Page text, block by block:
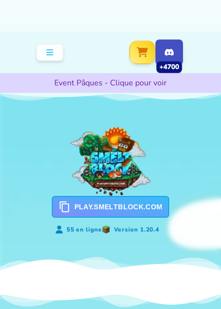
+4700
Event Pâques - Clique pour voir
PLAY.SMELTBLOCK.COM
55 en ligne Version 1.20.4